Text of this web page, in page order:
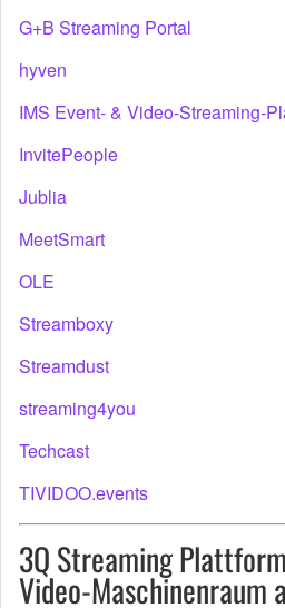
G+B Streaming Portal
hyven
IMS Event- & Video-Streaming-
InvitePeople
Jublia
MeetSmart
OLE
Streamboxy
Streamdust
streaming4you
Techcast
TIVIDOO.events
3Q Streaming
Video-Maschinenraum